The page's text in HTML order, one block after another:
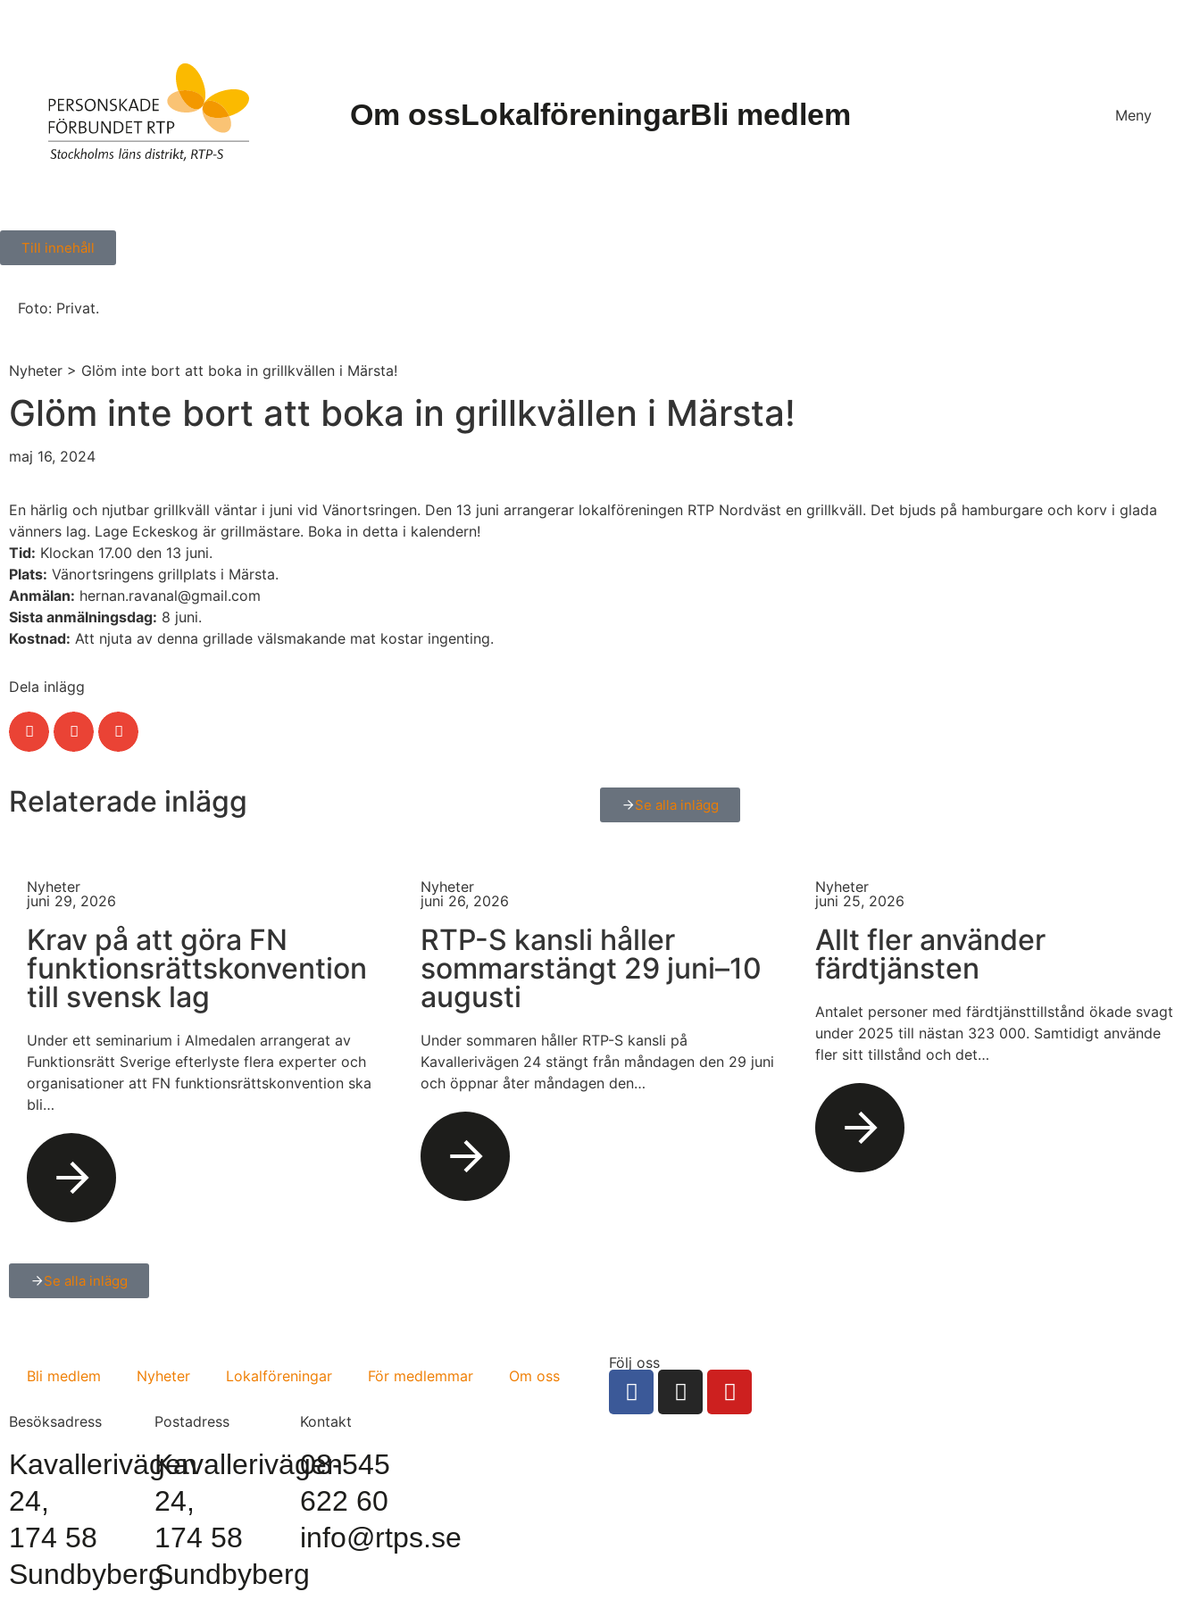
Om ossLokalföreningarBli medlem Meny
Till innehåll
Foto: Privat.
Nyheter > Glöm inte bort att boka in grillkvällen i Märsta!
Glöm inte bort att boka in grillkvällen i Märsta!
maj 16, 2024
En härlig och njutbar grillkväll väntar i juni vid Vänortsringen. Den 13 juni arrangerar lokalföreningen RTP Nordväst en grillkväll. Det bjuds på hamburgare och korv i glada
vänners lag. Lage Eckeskog är grillmästare. Boka in detta i kalendern!
Tid: Klockan 17.00 den 13 juni.
Plats: Vänortsringens grillplats i Märsta.
Anmälan: hernan.ravanal@gmail.com
Sista anmälningsdag: 8 juni.
Kostnad: Att njuta av denna grillade välsmakande mat kostar ingenting.
Dela inlägg
Relaterade inlägg Se alla inlägg
Nyheter
juni 29, 2026
Krav på att göra FN
funktionsrättskonvention
till svensk lag
Under ett seminarium i Almedalen arrangerat av
Funktionsrätt Sverige efterlyste flera experter och
organisationer att FN funktionsrättskonvention ska
bli…
Nyheter
juni 26, 2026
RTP-S kansli håller
sommarstängt 29 juni–10
augusti
Under sommaren håller RTP-S kansli på
Kavallerivägen 24 stängt från måndagen den 29 juni
och öppnar åter måndagen den…
Nyheter
juni 25, 2026
Allt fler använder
färdtjänsten
Antalet personer med färdtjänsttillstånd ökade svagt
under 2025 till nästan 323 000. Samtidigt använde
fler sitt tillstånd och det…
Se alla inlägg
Bli medlem Nyheter Lokalföreningar För medlemmar Om oss
Besöksadress
Kavallerivägen
24,
174 58
Sundbyberg
Postadress
Kavallerivägen
24,
174 58
Sundbyberg
Kontakt
08-545
622 60
info@rtps.se
Följ oss